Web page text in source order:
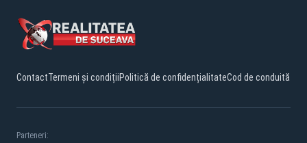
ContactTermeni și condițiiPolitică de confidențialitateCod de conduită
Parteneri: